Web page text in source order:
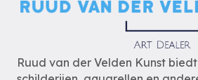
Ruud van der Velden Kunst